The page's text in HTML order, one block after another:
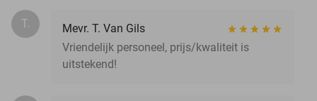
T.
Mevr. T. Van Gils
Vriendelijk personeel, prijs/kwaliteit is
uitstekend!